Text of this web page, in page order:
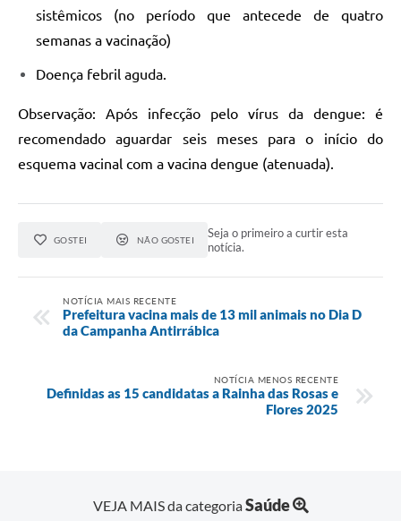
sistêmicos (no período que antecede de quatro
semanas a vacinação)
Doença febril aguda.
Observação: Após infecção pelo vírus da dengue: é
recomendado aguardar seis meses para o início do
esquema vacinal com a vacina dengue (atenuada).
GOSTEI NÃO GOSTEI
Seja o primeiro a curtir esta
notícia.
NOTÍCIA MAIS RECENTE
Prefeitura vacina mais de 13 mil animais no Dia D
da Campanha Antirrábica
NOTÍCIA MENOS RECENTE
Definidas as 15 candidatas a Rainha das Rosas e
Flores 2025
VEJA MAIS da categoriaSaúde